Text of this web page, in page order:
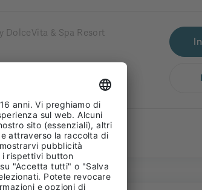
DolceVita & Spa Resort